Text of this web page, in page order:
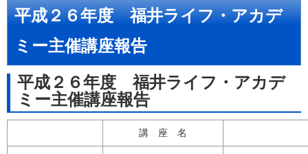
平成２６年度 福井ライフ・アカデ
ミー主催講座報告
平成２６年度 福井ライフ・アカデ
ミー主催講座報告
講 座 名